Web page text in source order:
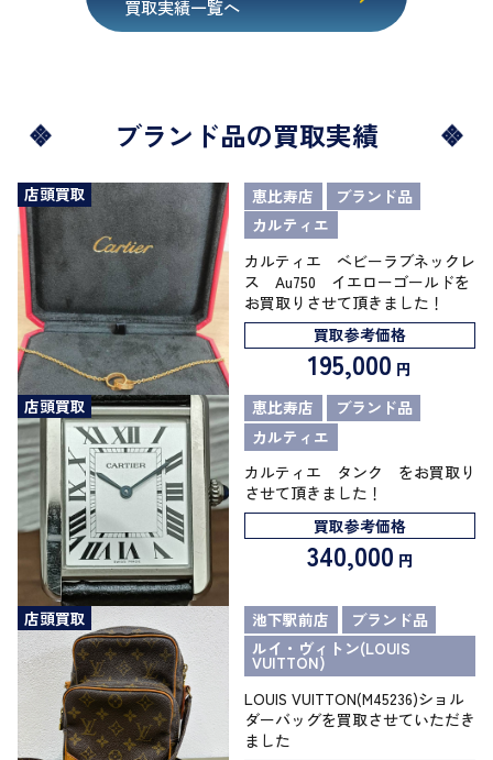
買取実績一覧へ
ブランド品の買取実績
店頭買取 恵比寿店
ブランド品
カルティエ
カルティエ ベビーラブネックレ
ス Au750 イエローゴールドを
お買取りさせて頂きました！
買取参考価格
195,000 円
店頭買取
恵比寿店
ブランド品
カルティエ
カルティエ タンク をお買取り
させて頂きました！
買取参考価格
340,000 円
店頭買取 池下駅前店
ブランド品
ルイ・ヴィトン(LOUIS
VUITTON)
LOUIS VUITTON(M45236)ショル
ダーバッグを買取させていただき
ました